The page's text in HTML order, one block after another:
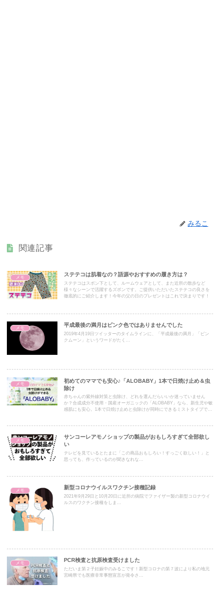
みるこ
関連記事
メモ
ステテコは肌着なの？語源やおすすめの履き方は？
ステテコはスボン下として、ルームウェアとして、また近所の散歩など
様々なシーンで活躍するズボンです。ご提供いただいたステテコの良さを
徹底的にご紹介します！今年の父の日のプレゼントはこれで決まりです！
メモ
平成最後の満月はピンク色ではありませんでした
2019年4月19日ツイッターのタイムラインに、「平成最後の満月」「ピン
クムーン」というワードがたく...
メモ
初めてのママでも安心♪「ALOBABY」1本で日焼け止め＆虫
除け
赤ちゃんの紫外線対策と虫除け、どれを選んだらいいか迷っていません
か？合成成分不使用・国産オーガニックの「ALOBABY」なら、新生児や敏
感肌にも安心。1本で日焼け止めと虫除けが同時にできるミストタイプでマ
メモ
サンコーレアモノショップの製品がおもしろすぎて全部欲し
い
テレビを見ているとたまに「この商品おもしろい！すっごく欲しい！」と
思っても、作っているのが聞きなれな...
メモ
新型コロナウイルスワクチン接種記録
2021年9月29日と10月20日に近所の病院でファイザー製の新型コロナウイ
ルスのワクチン接種をしま...
メモ
PCR検査と抗原検査受けました
ただいま第２子妊娠中のみるこです！新型コロナの第７波により私の地元
宮崎県でも医療非常事態宣言が発令さ...